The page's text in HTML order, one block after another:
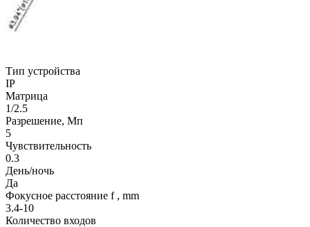
Тип устройства
IP
Матрица
1/2.5
Разрешение, Мп
5
Чувствительность
0.3
День/ночь
Да
Фокусное расстояние f , mm
3.4-10
Количество входов